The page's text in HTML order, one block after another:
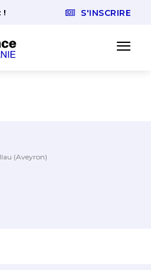
! S'INSCRIRE
(Aveyron)